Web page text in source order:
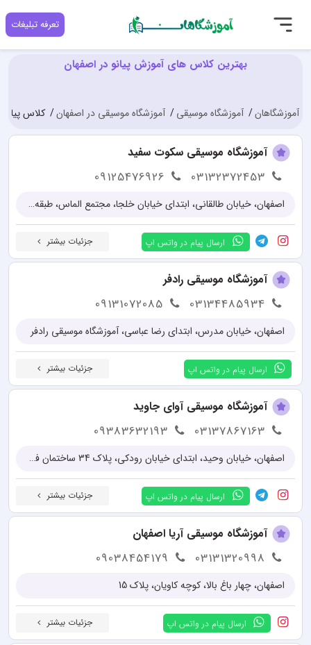
تعرفه تبلیغات
بهترین کلاس های آموزش پیانو در اصفهان
آموزشگاهان آموزشگاه موسیقی آموزشگاه موسیقی در اصفهان کلاس
آموزشگاه موسیقی سکوت سفید
03132372453
09125476926
اصفهان، خیابان طالقانی، ابتدای خیابان خلجا، مجتمع الماس، طبقه دوم
ارسال پیام در واتس اپ جزئیات بیشتر
آموزشگاه موسیقی رادفر
03134485934
09131072085
اصفهان، خیابان مدرس، ابتدای رضا عباسی، آموزشگاه موسیقی رادفر
ارسال پیام در واتس اپ جزئیات بیشتر
آموزشگاه موسیقی آوای جاوید
03137867163
09383632193
اصفهان، خیابان وحید، ابتدای خیابان رودکی، پلاک 34 ساختمان فرهنگ
ارسال پیام در واتس اپ جزئیات بیشتر
آموزشگاه موسیقی آریا اصفهان
03131320998
09038454179
اصفهان، چهار باغ بالا، کوچه کاویان، پلاک 15
ارسال پیام در واتس اپ جزئیات بیشتر